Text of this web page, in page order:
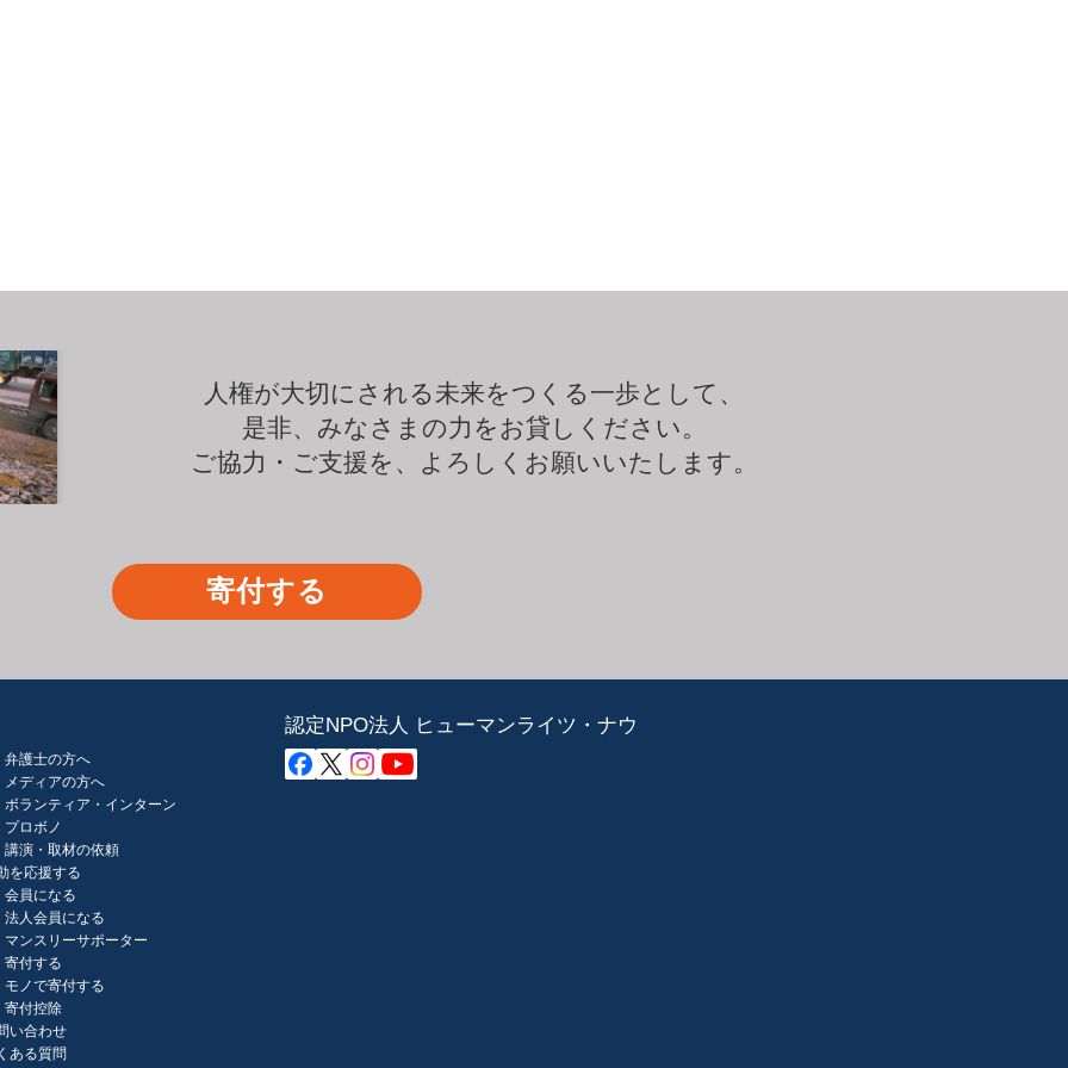
人権が大切にされる未来をつくる一歩として、
是非、みなさまの力をお貸しください。
ご協力・ご支援を、よろしくお願いいたします。
寄付する
弁護士の方へ
メディアの方へ
ボランティア・インターン
プロボノ
講演・取材の依頼
を応援する
会員になる
法人会員になる
マンスリーサポーター
寄付する
モノで寄付する
寄付控除
い合わせ
ある質問
認定NPO法人 ヒューマンライツ・ナウ